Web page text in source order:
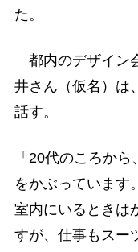
た。
都内のデザイン
井さん（仮名）は
話す。
「20代のころか
をかぶっています
室内にいるときは
すが、仕事もスー